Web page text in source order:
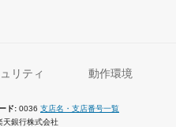
リティ 動作環境
ド 0036 支店名・支店番号一覧
天銀行株式会社